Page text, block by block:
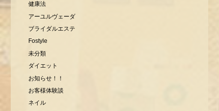
健康法
アーユルヴェーダ
ブライダルエステ
Fostyle
未分類
ダイエット
お知らせ！！
お客様体験談
ネイル